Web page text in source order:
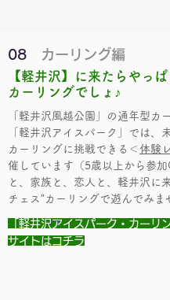
08 カーリング編
【軽井沢】に来たら やっぱ
カーリングでしょ♪
「軽井沢風越公園」の通年型カ
「軽井沢アイスパーク」では、
カーリングに挑戦できる ＜ 体験
催しています（5歳以上から参
と、家族と、恋人と、軽井沢に
チェス”カーリングで遊んでみま
「軽井沢アイスパーク・カーリ
サイトはコチラ